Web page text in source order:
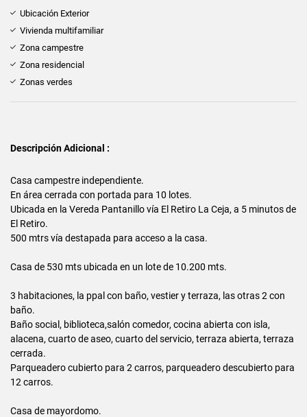
Ubicación Exterior
Vivienda multifamiliar
Zona campestre
Zona residencial
Zonas verdes
Descripción Adicional :
Casa campestre independiente.
En área cerrada con portada para 10 lotes.
Ubicada en la Vereda Pantanillo vía El Retiro La Ceja, a 5 minutos de
El Retiro.
500 mtrs vía destapada para acceso a la casa.
Casa de 530 mts ubicada en un lote de 10.200 mts.
3 habitaciones, la ppal con baño, vestier y terraza, las otras 2 con
baño.
Baño social, biblioteca,salón comedor, cocina abierta con isla,
alacena, cuarto de aseo, cuarto del servicio, terraza abierta, terraza
cerrada.
Parqueadero cubierto para 2 carros, parqueadero descubierto para
12 carros.
Casa de mayordomo.